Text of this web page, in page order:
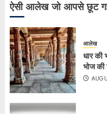
ऐसी आलेख जो आपसे छूट गई
आलेख
धार की
भोज की